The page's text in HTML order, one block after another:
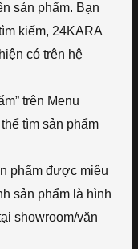
sản phẩm. Bạn
kiếm, 24KARA
có trên hệ
trên Menu
tìm sản phẩm
phẩm được miêu
sản phẩm là hình
showroom/văn